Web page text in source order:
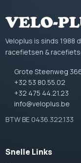
Veloplus is sinds
racefietsen &
Grote Steenweg
+32 53 80.55.02
+32 475 44.21.23
info@veloplus.be
BTW BE 0436.322.133
Snelle Links